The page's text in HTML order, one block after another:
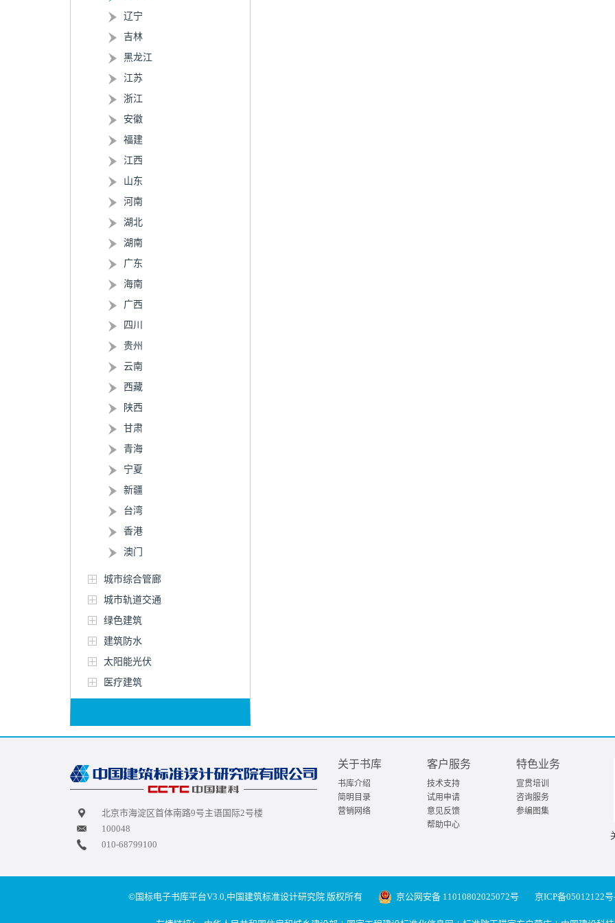
辽宁
吉林
黑龙江
江苏
浙江
安徽
福建
江西
山东
河南
湖北
湖南
广东
海南
广西
四川
贵州
云南
西藏
陕西
甘肃
青海
宁夏
新疆
台湾
香港
澳门
城市综合管廊
城市轨道交通
绿色建筑
建筑防水
太阳能光伏
医疗建筑
北京市海淀区首体南路9号主语国际2号楼
100048
010-68799100
关于书库
书库介绍
简明目录
营销网络
客户服务
技术支持
试用申请
意见反馈
帮助中心
特色业务
宣贯培训
咨询服务
参编图集
©国标电子书库平台V3.0,中国建筑标准设计研究院 版权所有 京公网安备 11010802025072号 京ICP备05012122号